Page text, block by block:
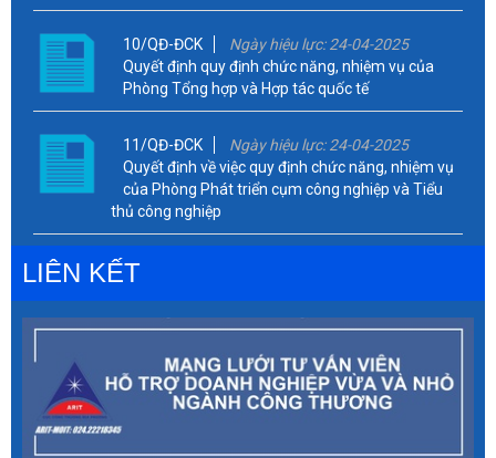
10/QĐ-ĐCK
Ngày hiệu lực: 24-04-2025
Quyết định quy định chức năng, nhiệm vụ của
Phòng Tổng hợp và Hợp tác quốc tế
11/QĐ-ĐCK
Ngày hiệu lực: 24-04-2025
Quyết định về việc quy định chức năng, nhiệm vụ
của Phòng Phát triển cụm công nghiệp và Tiểu
thủ công nghiệp
LIÊN KẾT